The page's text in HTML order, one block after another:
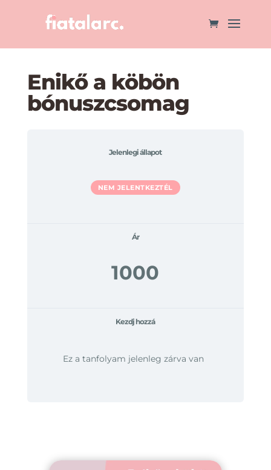
Enikő a köbön
bónuszcsomag
Jelenlegi állapot
NEM JELENTKEZTÉL
Ár
1000
Kezdj hozzá
Ez a tanfolyam jelenleg zárva van